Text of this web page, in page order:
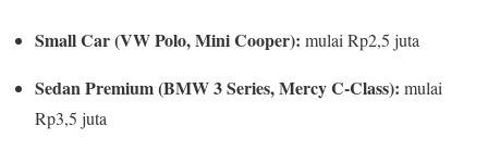
Small Car (VW Polo, Mini Cooper): mulai Rp2,5 juta
Sedan Premium (BMW 3 Series, Mercy C-Class): mulai
Rp3,5 juta